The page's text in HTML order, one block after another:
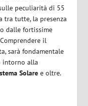
peculiarità di 55
tra tutte, la presenza
dalle fortissime
il
sarà fondamentale
intorno alla
Solare e oltre.